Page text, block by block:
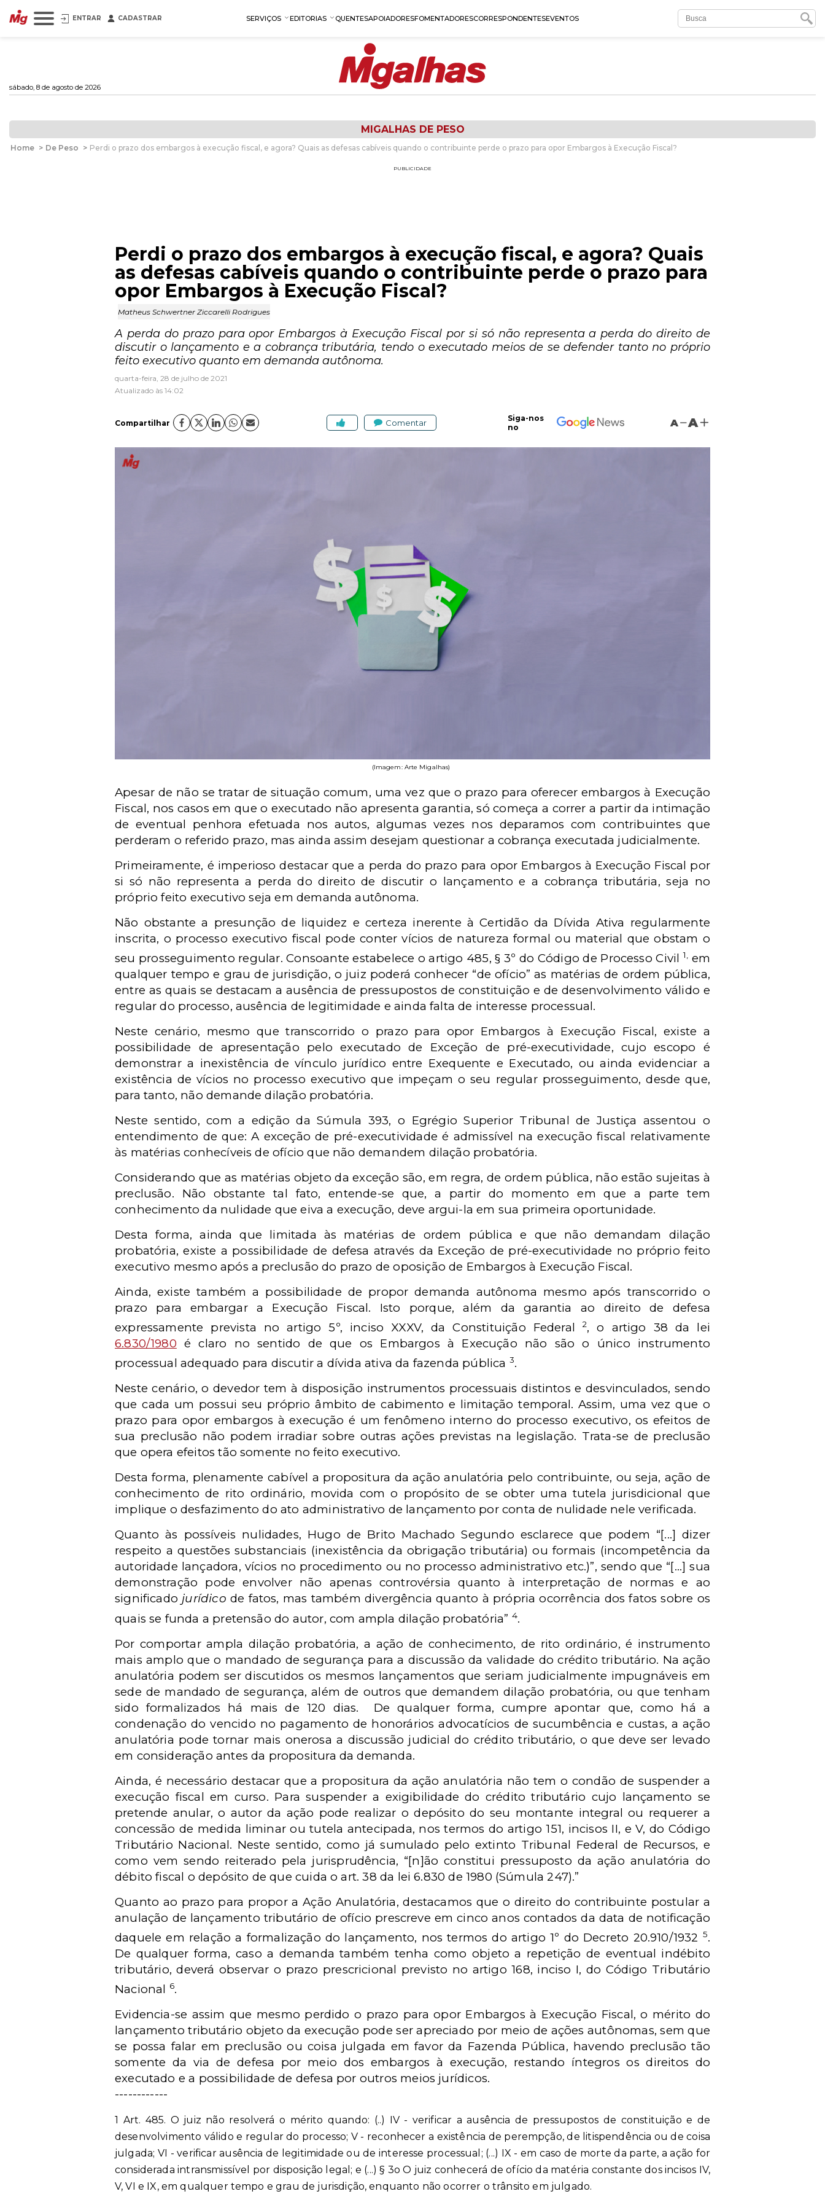
ENTRAR CADASTRAR SERVIÇOS EDITORIAS QUENTESAPOIADORESFOMENTADORESCORRESPONDENTESEVENTOS
sábado, 8 de agosto de 2026
MIGALHAS DE PESO
Home > De Peso > Perdi o prazo dos embargos à execução fiscal, e agora? Quais as defesas cabíveis quando o contribuinte perde o prazo para opor Embargos à Execução Fiscal?
PUBLICIDADE
Perdi o prazo dos embargos à execução fiscal, e agora? Quais
as defesas cabíveis quando o contribuinte perde o prazo para
opor Embargos à Execução Fiscal?
Matheus Schwertner Ziccarelli Rodrigues
A perda do prazo para opor Embargos à Execução Fiscal por si só não representa a perda do direito de
discutir o lançamento e a cobrança tributária, tendo o executado meios de se defender tanto no próprio
feito executivo quanto em demanda autônoma.
quarta-feira, 28 de julho de 2021
Atualizado às 14:02
Compartilhar Comentar
Siga-nos
no
A A
(Imagem: Arte Migalhas)
Apesar de não se tratar de situação comum, uma vez que o prazo para oferecer embargos à Execução
Fiscal, nos casos em que o executado não apresenta garantia, só começa a correr a partir da intimação
de eventual penhora efetuada nos autos, algumas vezes nos deparamos com contribuintes que
perderam o referido prazo, mas ainda assim desejam questionar a cobrança executada judicialmente.
Primeiramente, é imperioso destacar que a perda do prazo para opor Embargos à Execução Fiscal por
si só não representa a perda do direito de discutir o lançamento e a cobrança tributária, seja no
próprio feito executivo seja em demanda autônoma.
Não obstante a presunção de liquidez e certeza inerente à Certidão da Dívida Ativa regularmente
inscrita, o processo executivo fiscal pode conter vícios de natureza formal ou material que obstam o
seu prosseguimento regular. Consoante estabelece o artigo 485, § 3º do Código de Processo Civil 1,
em
qualquer tempo e grau de jurisdição, o juiz poderá conhecer “de ofício” as matérias de ordem pública,
entre as quais se destacam a ausência de pressupostos de constituição e de desenvolvimento válido e
regular do processo, ausência de legitimidade e ainda falta de interesse processual.
Neste cenário, mesmo que transcorrido o prazo para opor Embargos à Execução Fiscal, existe a
possibilidade de apresentação pelo executado de Exceção de pré-executividade, cujo escopo é
demonstrar a inexistência de vínculo jurídico entre Exequente e Executado, ou ainda evidenciar a
existência de vícios no processo executivo que impeçam o seu regular prosseguimento, desde que,
para tanto, não demande dilação probatória.
Neste sentido, com a edição da Súmula 393, o Egrégio Superior Tribunal de Justiça assentou o
entendimento de que: A exceção de pré-executividade é admissível na execução fiscal relativamente
às matérias conhecíveis de ofício que não demandem dilação probatória.
Considerando que as matérias objeto da exceção são, em regra, de ordem pública, não estão sujeitas à
preclusão. Não obstante tal fato, entende-se que, a partir do momento em que a parte tem
conhecimento da nulidade que eiva a execução, deve argui-la em sua primeira oportunidade.
Desta forma, ainda que limitada às matérias de ordem pública e que não demandam dilação
probatória, existe a possibilidade de defesa através da Exceção de pré-executividade no próprio feito
executivo mesmo após a preclusão do prazo de oposição de Embargos à Execução Fiscal.
Ainda, existe também a possibilidade de propor demanda autônoma mesmo após transcorrido o
prazo para embargar a Execução Fiscal. Isto porque, além da garantia ao direito de defesa
expressamente prevista no artigo 5º, inciso XXXV, da Constituição Federal2, o artigo 38 da lei
6.830/1980 é claro no sentido de que os Embargos à Execução não são o único instrumento
processual adequado para discutir a dívida ativa da fazenda pública 3.
Neste cenário, o devedor tem à disposição instrumentos processuais distintos e desvinculados, sendo
que cada um possui seu próprio âmbito de cabimento e limitação temporal. Assim, uma vez que o
prazo para opor embargos à execução é um fenômeno interno do processo executivo, os efeitos de
sua preclusão não podem irradiar sobre outras ações previstas na legislação. Trata-se de preclusão
que opera efeitos tão somente no feito executivo.
Desta forma, plenamente cabível a propositura da ação anulatória pelo contribuinte, ou seja, ação de
conhecimento de rito ordinário, movida com o propósito de se obter uma tutela jurisdicional que
implique o desfazimento do ato administrativo de lançamento por conta de nulidade nele verificada.
Quanto às possíveis nulidades, Hugo de Brito Machado Segundo esclarece que podem “[...] dizer
respeito a questões substanciais (inexistência da obrigação tributária) ou formais (incompetência da
autoridade lançadora, vícios no procedimento ou no processo administrativo etc.)”, sendo que “[...] sua
demonstração pode envolver não apenas controvérsia quanto à interpretação de normas e ao
significado jurídico de fatos, mas também divergência quanto à própria ocorrência dos fatos sobre os
quais se funda a pretensão do autor, com ampla dilação probatória” 4.
Por comportar ampla dilação probatória, a ação de conhecimento, de rito ordinário, é instrumento
mais amplo que o mandado de segurança para a discussão da validade do crédito tributário. Na ação
anulatória podem ser discutidos os mesmos lançamentos que seriam judicialmente impugnáveis em
sede de mandado de segurança, além de outros que demandem dilação probatória, ou que tenham
sido formalizados há mais de 120 dias. De qualquer forma, cumpre apontar que, como há a
condenação do vencido no pagamento de honorários advocatícios de sucumbência e custas, a ação
anulatória pode tornar mais onerosa a discussão judicial do crédito tributário, o que deve ser levado
em consideração antes da propositura da demanda.
Ainda, é necessário destacar que a propositura da ação anulatória não tem o condão de suspender a
execução fiscal em curso. Para suspender a exigibilidade do crédito tributário cujo lançamento se
pretende anular, o autor da ação pode realizar o depósito do seu montante integral ou requerer a
concessão de medida liminar ou tutela antecipada, nos termos do artigo 151, incisos II, e V, do Código
Tributário Nacional. Neste sentido, como já sumulado pelo extinto Tribunal Federal de Recursos, e
como vem sendo reiterado pela jurisprudência, “[n]ão constitui pressuposto da ação anulatória do
débito fiscal o depósito de que cuida o art. 38 da lei 6.830 de 1980 (Súmula 247).”
Quanto ao prazo para propor a Ação Anulatória, destacamos que o direito do contribuinte postular a
anulação de lançamento tributário de ofício prescreve em cinco anos contados da data de notificação
daquele em relação a formalização do lançamento, nos termos do artigo 1º do Decreto 20.910/1932 5.
De qualquer forma, caso a demanda também tenha como objeto a repetição de eventual indébito
tributário, deverá observar o prazo prescricional previsto no artigo 168, inciso I, do Código Tributário
Nacional 6.
Evidencia-se assim que mesmo perdido o prazo para opor Embargos à Execução Fiscal, o mérito do
lançamento tributário objeto da execução pode ser apreciado por meio de ações autônomas, sem que
se possa falar em preclusão ou coisa julgada em favor da Fazenda Pública, havendo preclusão tão
somente da via de defesa por meio dos embargos à execução, restando íntegros os direitos do
executado e a possibilidade de defesa por outros meios jurídicos.
------------
1 Art. 485. O juiz não resolverá o mérito quando: (..) IV - verificar a ausência de pressupostos de constituição e de
desenvolvimento válido e regular do processo; V - reconhecer a existência de perempção, de litispendência ou de coisa
julgada; VI - verificar ausência de legitimidade ou de interesse processual; (...) IX - em caso de morte da parte, a ação for
considerada intransmissível por disposição legal; e (...) § 3o O juiz conhecerá de ofício da matéria constante dos incisos IV,
V, VI e IX, em qualquer tempo e grau de jurisdição, enquanto não ocorrer o trânsito em julgado.